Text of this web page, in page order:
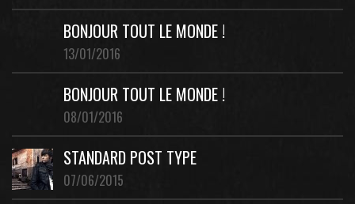
BONJOUR TOUT LE MONDE !
13/01/2016
BONJOUR TOUT LE MONDE !
08/01/2016
STANDARD POST TYPE
07/06/2015